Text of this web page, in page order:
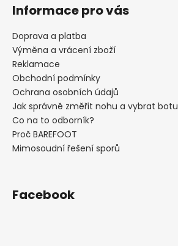
Informace pro vás
Doprava a platba
Výměna a vrácení zboží
Reklamace
Obchodní podmínky
Ochrana osobních údajů
Jak správně změřit nohu a vybrat botu
Co na to odborník?
Proč BAREFOOT
Mimosoudní řešení sporů
Facebook